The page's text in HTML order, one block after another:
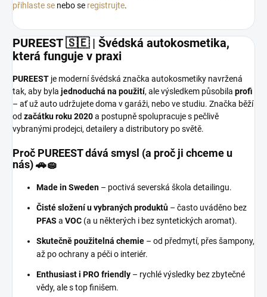
přihlaste se nebo se registrujte.
PUREEST 🇸🇪 | Švédská autokosmetika,
která funguje v praxi
PUREEST je moderní švédská značka autokosmetiky navržená
tak, aby byla jednoduchá na použití, ale výsledkem působila profi
– ať už auto udržujete doma v garáži, nebo ve studiu. Značka běží
od začátku roku 2020a postupně spolupracuje s pečlivě
vybranými prodejci, detailery a distributory po světě.
Proč PUREEST dává smysl (a proč ji chceme u
nás) 🚗🧽
Made in Sweden – poctivá severská škola detailingu.
Čisté složení u vybraných produktů – často uváděno bez
PFAS a VOC (a u některých i bez syntetických aromat).
Skutečně použitelná chemie – od předmytí, přes šampony,
až po ochrany a péči o interiér.
Enthusiast i PRO friendly – rychlé výsledky bez zbytečné
vědy, ale s top finišem.